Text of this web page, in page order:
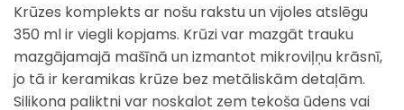
Krūzes komplekts ar nošu rakstu un vijoles atslēgu
350 ml ir viegli kopjams. Krūzi var mazgāt trauku
mazgājamajā mašīnā un izmantot mikroviļņu krāsnī,
jo tā ir keramikas krūze bez metāliskām detaļām.
Silikona paliktni var noskalot zem tekoša ūdens vai